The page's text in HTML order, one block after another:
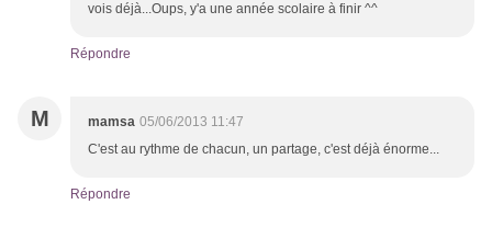
vois déjà...Oups, y'a une année scolaire à finir ^^
Répondre
M mamsa 05/06/2013 11:47
C'est au rythme de chacun, un partage, c'est déjà énorme...
Répondre